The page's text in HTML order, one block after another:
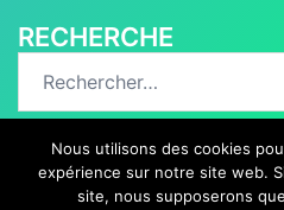
RECHERCHE
Nous utilisons des cookies
expérience sur notre site web.
site, nous supposerons